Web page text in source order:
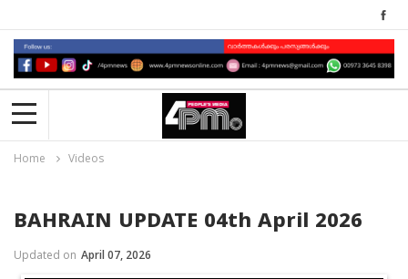
Home Videos
BAHRAIN UPDATE 04th April 2026
Updated on April 07, 2026